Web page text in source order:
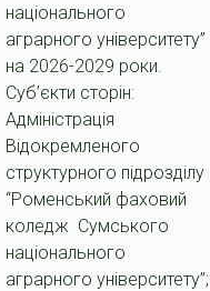
національного
аграрного університету”
на 2026-2029 роки.
Суб’єкти сторін:
Адміністрація
Відокремленого
структурного підрозділу
“Роменський фаховий
коледж Сумського
національного
аграрного університету”;